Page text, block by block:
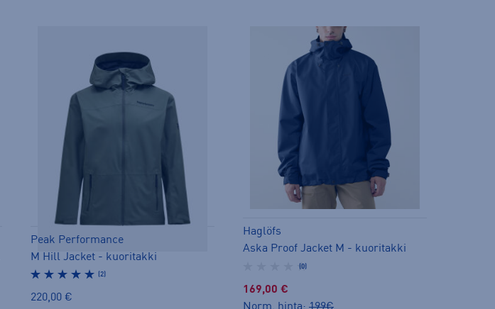
Peak Performance
M Hill Jacket - kuoritakki
(2)
220,00 €
Haglöfs
Aska Proof Jacket M - kuoritakki
(0)
169,00 €